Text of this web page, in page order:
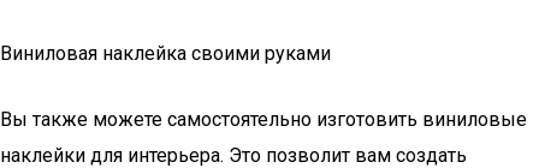
Виниловая наклейка своими руками
Вы также можете самостоятельно изготовить виниловые
наклейки для интерьера. Это позволит вам создать